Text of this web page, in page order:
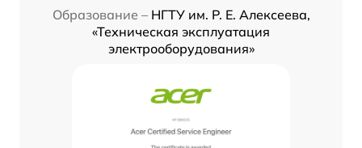
Образование – НГТУ им. Р. Е. Алексеева,
«Техническая эксплуатация
электрооборудования»